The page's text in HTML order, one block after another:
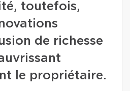
toutefois,
de richesse
le propriétaire.